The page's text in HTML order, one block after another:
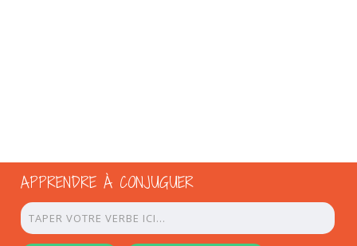
APPRENDRE À CONJUGUER